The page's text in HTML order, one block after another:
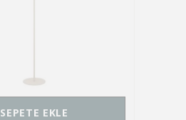
SEPETE EKLE